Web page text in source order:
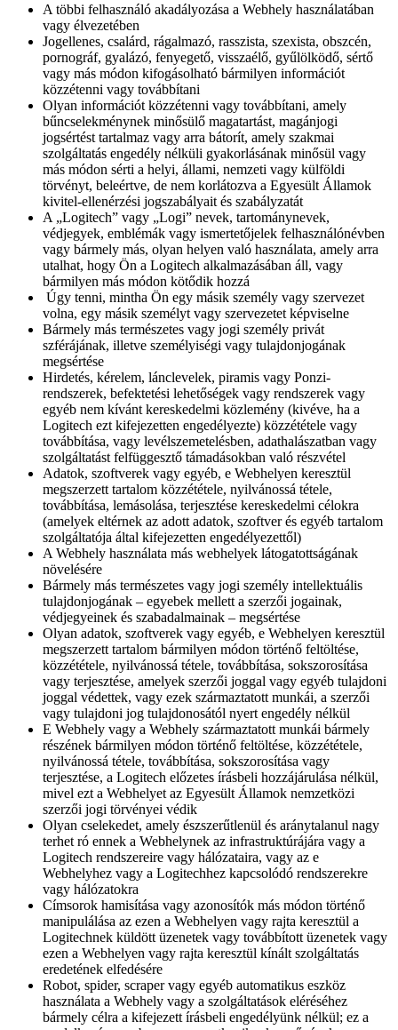
A többi felhasználó akadályozása a Webhely használatában
vagy élvezetében
Jogellenes, csalárd, rágalmazó, rasszista, szexista, obszcén,
pornográf, gyalázó, fenyegető, visszaélő, gyűlölködő, sértő
vagy más módon kifogásolható bármilyen információt
közzétenni vagy továbbítani
Olyan információt közzétenni vagy továbbítani, amely
bűncselekménynek minősülő magatartást, magánjogi
jogsértést tartalmaz vagy arra bátorít, amely szakmai
szolgáltatás engedély nélküli gyakorlásának minősül vagy
más módon sérti a helyi, állami, nemzeti vagy külföldi
törvényt, beleértve, de nem korlátozva a Egyesült Államok
kivitel-ellenérzési jogszabályait és szabályzatát
A „Logitech” vagy „Logi” nevek, tartománynevek,
védjegyek, emblémák vagy ismertetőjelek felhasználónévben
vagy bármely más, olyan helyen való használata, amely arra
utalhat, hogy Ön a Logitech alkalmazásában áll, vagy
bármilyen más módon kötődik hozzá
Úgy tenni, mintha Ön egy másik személy vagy szervezet
volna, egy másik személyt vagy szervezetet képviselne
Bármely más természetes vagy jogi személy privát
szférájának, illetve személyiségi vagy tulajdonjogának
megsértése
Hirdetés, kérelem, lánclevelek, piramis vagy Ponzi-
rendszerek, befektetési lehetőségek vagy rendszerek vagy
egyéb nem kívánt kereskedelmi közlemény (kivéve, ha a
Logitech ezt kifejezetten engedélyezte) közzététele vagy
továbbítása, vagy levélszemetelésben, adathalászatban vagy
szolgáltatást felfüggesztő támadásokban való részvétel
Adatok, szoftverek vagy egyéb, e Webhelyen keresztül
megszerzett tartalom közzététele, nyilvánossá tétele,
továbbítása, lemásolása, terjesztése kereskedelmi célokra
(amelyek eltérnek az adott adatok, szoftver és egyéb tartalom
szolgáltatója által kifejezetten engedélyezettől)
A Webhely használata más webhelyek látogatottságának
növelésére
Bármely más természetes vagy jogi személy intellektuális
tulajdonjogának – egyebek mellett a szerzői jogainak,
védjegyeinek és szabadalmainak – megsértése
Olyan adatok, szoftverek vagy egyéb, e Webhelyen keresztül
megszerzett tartalom bármilyen módon történő feltöltése,
közzététele, nyilvánossá tétele, továbbítása, sokszorosítása
vagy terjesztése, amelyek szerzői joggal vagy egyéb tulajdoni
joggal védettek, vagy ezek származtatott munkái, a szerzői
vagy tulajdoni jog tulajdonosától nyert engedély nélkül
E Webhely vagy a Webhely származtatott munkái bármely
részének bármilyen módon történő feltöltése, közzététele,
nyilvánossá tétele, továbbítása, sokszorosítása vagy
terjesztése, a Logitech előzetes írásbeli hozzájárulása nélkül,
mivel ezt a Webhelyet az Egyesült Államok nemzetközi
szerzői jogi törvényei védik
Olyan cselekedet, amely észszerűtlenül és aránytalanul nagy
terhet ró ennek a Webhelynek az infrastruktúrájára vagy a
Logitech rendszereire vagy hálózataira, vagy az e
Webhelyhez vagy a Logitechhez kapcsolódó rendszerekre
vagy hálózatokra
Címsorok hamisítása vagy azonosítók más módon történő
manipulálása az ezen a Webhelyen vagy rajta keresztül a
Logitechnek küldött üzenetek vagy továbbított üzenetek vagy
ezen a Webhelyen vagy rajta keresztül kínált szolgáltatás
eredetének elfedésére
Robot, spider, scraper vagy egyéb automatikus eszköz
használata a Webhely vagy a szolgáltatások eléréséhez
bármely célra a kifejezett írásbeli engedélyünk nélkül; ez a